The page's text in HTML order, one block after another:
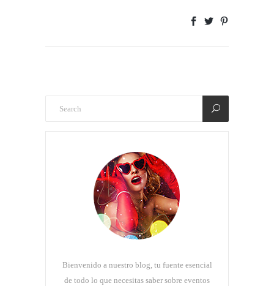
Bienvenido a nuestro blog, tu fuente esencial
de todo lo que necesitas saber sobre eventos